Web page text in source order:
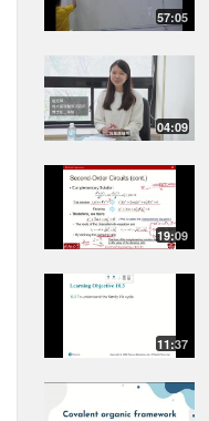
57:05
04:09
19:09
11:37